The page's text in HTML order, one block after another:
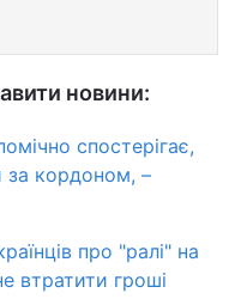
новини:
спостерігає,
за кордоном, –
про "ралі" на
втратити гроші